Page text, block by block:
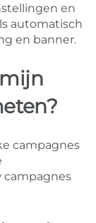
en
automatisch
en banner.
campagnes
campagnes